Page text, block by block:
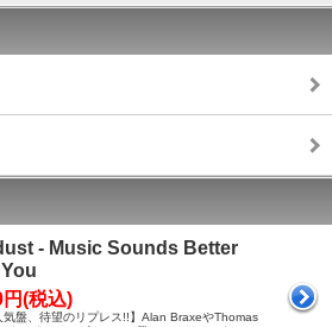
- Music Sounds Better
(税込)
気盤、待望のリプレス!!】Alan BraxeやThomas